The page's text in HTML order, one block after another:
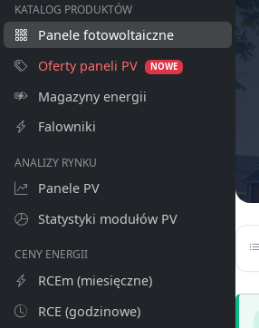
KATALOG PRODUKTÓW
Panele fotowoltaiczne
Oferty paneli PV
NOWE
Magazyny energii
Falowniki
ANALIZY RYNKU
Panele PV
Statystyki modułów PV
CENY ENERGII
RCEm (miesięczne)
RCE (godzinowe)